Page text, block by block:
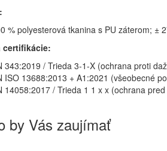
% polyesterová tkanina s PU záterom; ±
certifikácie:
343:2019 / Trieda 3-1-X (ochrana proti
ISO 13688:2013 + A1:2021 (všeobecné
14058:2017 / Trieda 1 1 x x (ochrana
by Vás zaujímať